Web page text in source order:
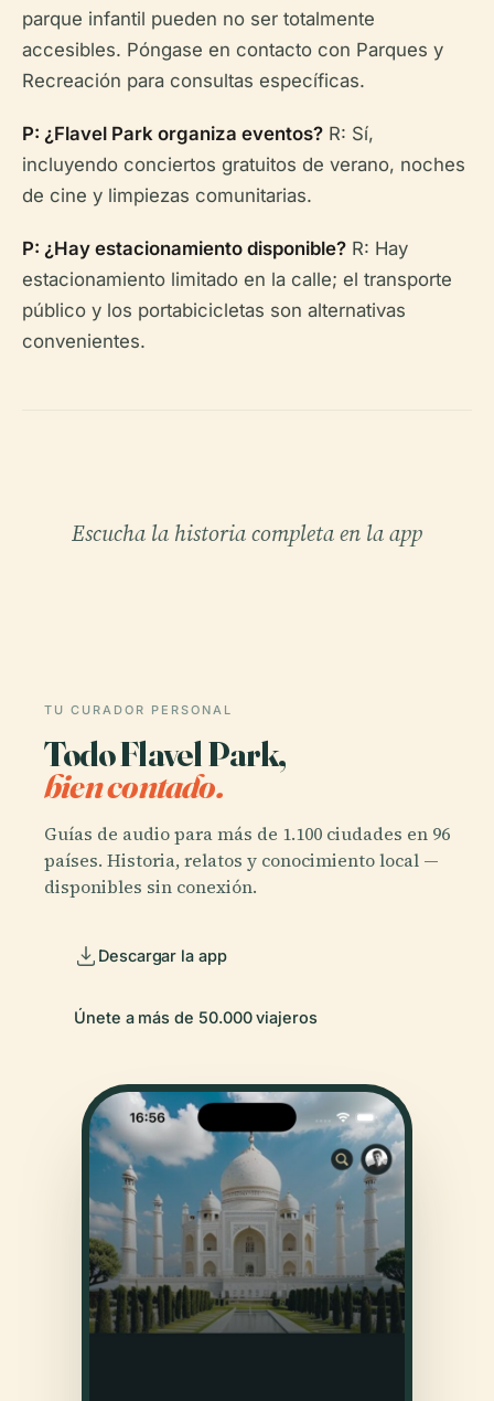
parque infantil pueden no ser totalmente
accesibles. Póngase en contacto con Parques y
Recreación para consultas específicas.
P: ¿Flavel Park organiza eventos? R: Sí,
incluyendo conciertos gratuitos de verano, noches
de cine y limpiezas comunitarias.
P: ¿Hay estacionamiento disponible? R: Hay
estacionamiento limitado en la calle; el transporte
público y los portabicicletas son alternativas
convenientes.
Escucha la historia completa en la app
TU CURADOR PERSONAL
Todo Flavel Park,
bien contado.
Guías de audio para más de 1.100 ciudades en 96
países. Historia, relatos y conocimiento local —
disponibles sin conexión.
Descargar la app
Únete a más de 50.000 viajeros